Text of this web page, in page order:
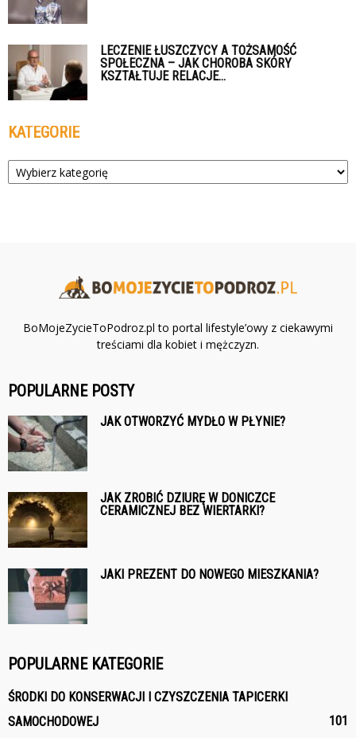
LECZENIE ŁUSZCZYCY A TOŻSAMOŚĆ
SPOŁECZNA – JAK CHOROBA SKÓRY
KSZTAŁTUJE RELACJE...
KATEGORIE
Kategorie
BoMojeZycieToPodroz.pl to portal lifestyle’owy z ciekawymi
treściami dla kobiet i mężczyzn.
POPULARNE POSTY
JAK OTWORZYĆ MYDŁO W PŁYNIE?
JAK ZROBIĆ DZIURĘ W DONICZCE
CERAMICZNEJ BEZ WIERTARKI?
JAKI PREZENT DO NOWEGO MIESZKANIA?
POPULARNE KATEGORIE
ŚRODKI DO KONSERWACJI I CZYSZCZENIA TAPICERKI
SAMOCHODOWEJ
101